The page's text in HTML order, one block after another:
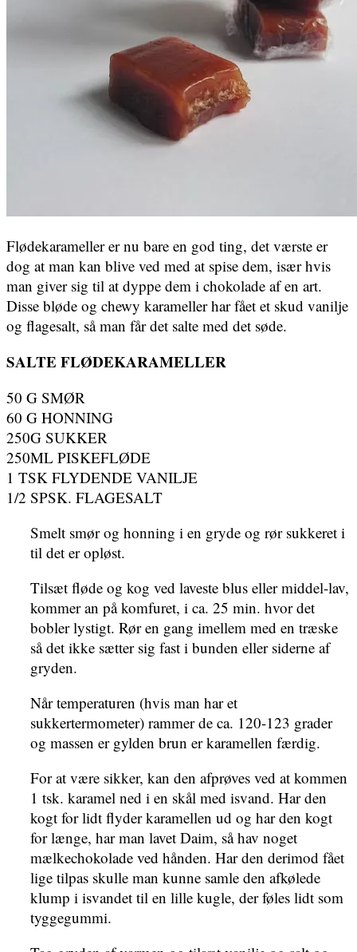
Flødekarameller er nu bare en god ting, det værste er
dog at man kan blive ved med at spise dem, især hvis
man giver sig til at dyppe dem i chokolade af en art.
Disse bløde og chewy karameller har fået et skud vanilje
og flagesalt, så man får det salte med det søde.
SALTE FLØDEKARAMELLER
50 G SMØR
60 G HONNING
250G SUKKER
250ML PISKEFLØDE
1 TSK FLYDENDE VANILJE
1/2 SPSK. FLAGESALT
Smelt smør og honning i en gryde og rør sukkeret i
til det er opløst.
Tilsæt fløde og kog ved laveste blus eller middel-lav,
kommer an på komfuret, i ca. 25 min. hvor det
bobler lystigt. Rør en gang imellem med en træske
så det ikke sætter sig fast i bunden eller siderne af
gryden.
Når temperaturen (hvis man har et
sukkertermometer) rammer de ca. 120-123 grader
og massen er gylden brun er karamellen færdig.
For at være sikker, kan den afprøves ved at kommen
1 tsk. karamel ned i en skål med isvand. Har den
kogt for lidt flyder karamellen ud og har den kogt
for længe, har man lavet Daim, så hav noget
mælkechokolade ved hånden. Har den derimod fået
lige tilpas skulle man kunne samle den afkølede
klump i isvandet til en lille kugle, der føles lidt som
tyggegummi.